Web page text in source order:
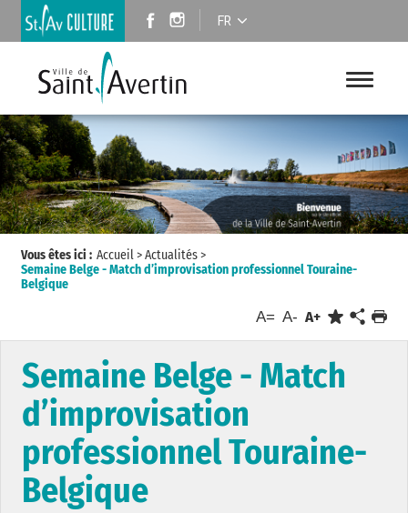
FR
Vous êtes ici : Accueil>Actualités>
Semaine Belge - Match d’improvisation professionnel Touraine-
Belgique
A= A- A+
Semaine Belge - Match
d’improvisation
professionnel Touraine-
Belgique